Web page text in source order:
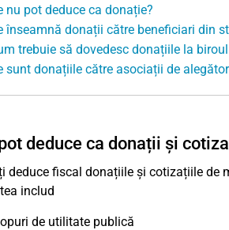
nu pot deduce ca donație?
înseamnă donații către beneficiari din
trebuie să dovedesc donațiile la
sunt donațiile către asociații de
deduce ca donații și
deduce fiscal donațiile și cotizațiile de
includ
de utilitate publică